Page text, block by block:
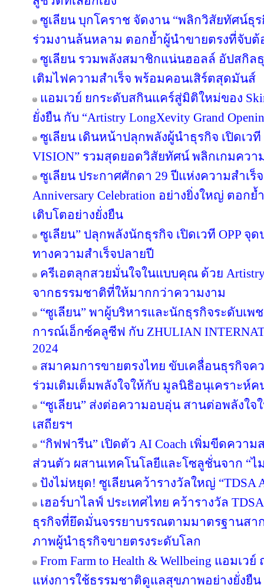
ซูเลียน บุกโคราช จัดงาน “พลิกวิสัยทัศน์ธุ
ร่วมงานล้นหลาม ตอกย้ำผู้นำขายตรงที่จับต้
ซูเลียน รวมพลังสมาชิกแน่นฮอลล์ อัปสกิ
เติมไฟความสำเร็จ พร้อมคอนเสิร์ตสุดมันส์
แอมเวย์ ยกระดับสกินแคร์สู่มิติใหม่ของ
ยั่งยืน กับ “Artistry LongXevity Grand
ซูเลียน เดินหน้าปลุกพลังผู้นำธุรกิจ เปิดเวที
VISION” รวมสุดยอดวิสัยทัศน์ พลิกเกมคว
ซูเลียน ประกาศศักดา 29 ปีแห่งความสำเร็
Anniversary Celebration อย่างยิ่งใหญ่ ตอก
เติบโตอย่างยั่งยืน
ซูเลียน” ปลุกพลังนักธุรกิจ เปิดเวที OPP จุ
ทางความสำเร็จปลายปี
ครีเอตลุกสวยมั่นใจในแบบคุณ ด้วย
จากธรรมชาติที่ให้มากกว่าความงาม
“ซูเลียน” พาผู้บริหารและนักธุรกิจระดับเ
การณ์เอ็กซ์คลูซีฟ กับ ZHULIAN
2024
สมาคมการขายตรงไทย ขับเคลื่อนธุรกิจ
ร่วมเติมเต็มพลังใจให้กับ มูลนิธิอนุเคราะห์ค
“ซูเลียน” ส่งต่อความอบอุ่น สานต่อพลังใจใ
เสถียรฯ
“กิฟฟารีน” เปิดตัว AI Coach เพิ่มขีดควา
ส่วนตัว ผสานเทคโนโลยีและโซลูชั่นจาก “
ปังไม่หยุด! ซูเลียนคว้ารางวัลใหญ่ “TDSA
เฮอร์บาไลฟ์ ประเทศไทย คว้ารางวัล
ธุรกิจที่ยึดมั่นจรรยาบรรณตามมาตรฐานสา
ภาพผู้นำธุรกิจขายตรงระดับโลก
From Farm to Health & Wellbeing แอมเ
แห่งการใช้ธรรมชาติดูแลสุขภาพอย่างยั่งยืน